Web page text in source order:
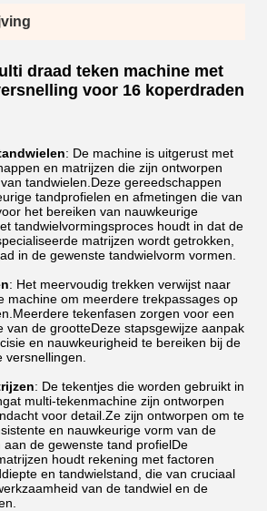
draad teken machine met
voor 16 koperdraden
: De machine is uitgerust met
en matrijzen die zijn ontworpen
tandwielen.Deze gereedschappen
tandprofielen en afmetingen die van
het bereiken van nauwkeurige
tandwielvormingsproces houdt in dat de
matrijzen wordt getrokken,
in de gewenste tandwielvorm vormen.
: Het meervoudig trekken verwijst naar
machine om meerdere trekpassages op
tekenfasen zorgen voor een
van de grootteDeze stapsgewijze aanpak
en nauwkeurigheid te bereiken bij de
: De tekentjes die worden gebruikt in
multi-tekenmachine zijn ontworpen
voor detail.Ze zijn ontworpen om te
en nauwkeurige vorm van de
de gewenste tand profielDe
houdt rekening met factoren
en tandwielstand, die van cruciaal
van de tandwiel en de